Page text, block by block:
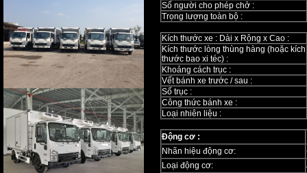
Số người cho phép chở :
Trọng lượng toàn bộ :
Kích thước xe : Dài x Rộng x Cao :
Kích thước lòng thùng hàng (hoặc kích
thước bao xi téc) :
Khoảng cách trục :
Vết bánh xe trước / sau :
Số trục :
Công thức bánh xe :
Loại nhiên liệu :
Động cơ :
Nhãn hiệu động cơ:
Loại động cơ: